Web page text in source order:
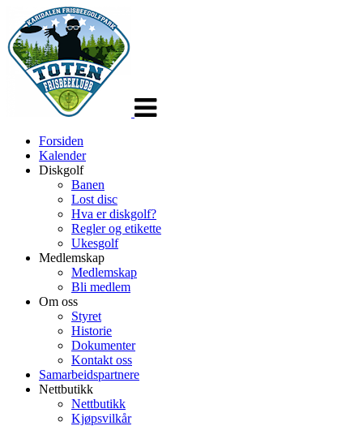
Forsiden
Kalender
Diskgolf
Banen
Lost disc
Hva er diskgolf?
Regler og etikette
Ukesgolf
Medlemskap
Medlemskap
Bli medlem
Om oss
Styret
Historie
Dokumenter
Kontakt oss
Samarbeidspartnere
Nettbutikk
Nettbutikk
Kjøpsvilkår